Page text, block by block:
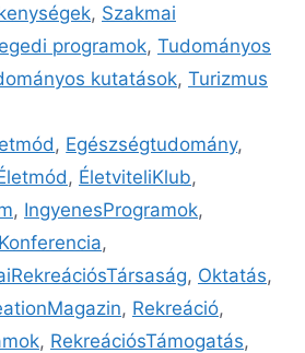
, Szakmai
programok, Tudományos
kutatások, Turizmus
, Egészségtudomány,
, ÉletviteliKlub,
, IngyenesProgramok,
Konferencia,
, Oktatás,
, Rekreáció,
, RekreációsTámogatás,